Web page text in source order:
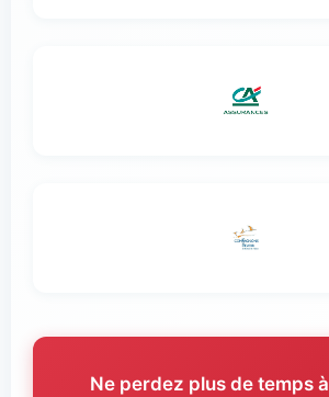
Ne perdez plus de temps